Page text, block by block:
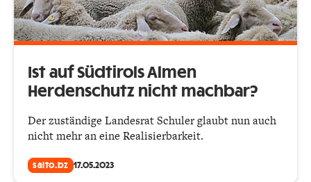
Ist auf Südtirols Almen
Herdenschutz nicht machbar?
Der zuständige Landesrat Schuler glaubt nun auch
nicht mehr an eine Realisierbarkeit.
salto.bz 17.05.2023